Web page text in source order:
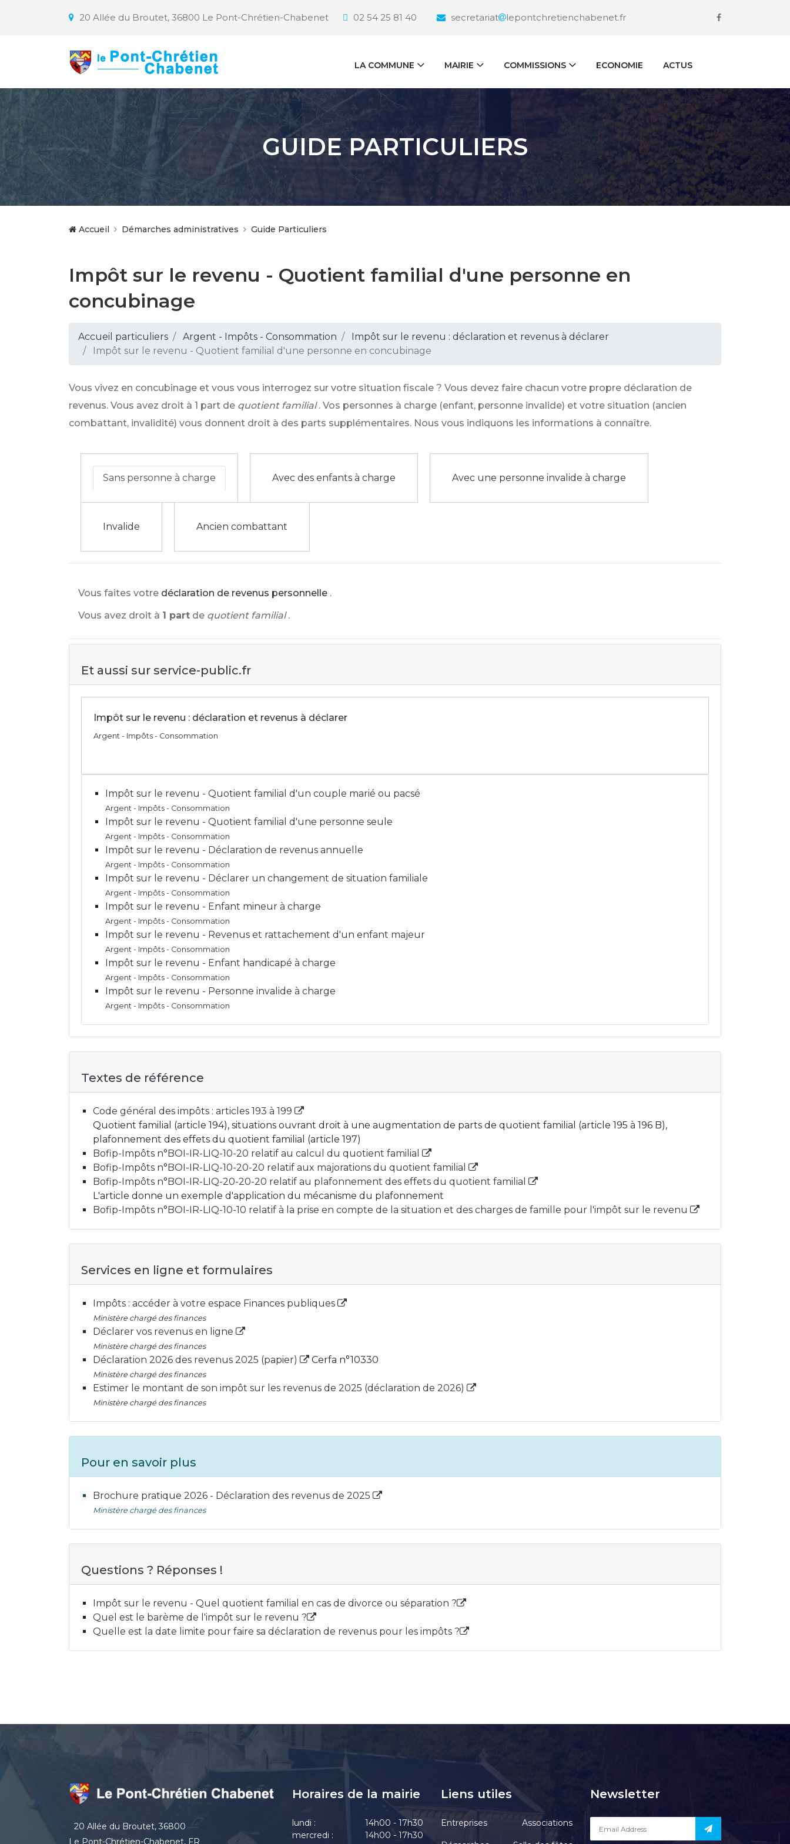
20 Allée du Broutet, 36800 Le Pont-Chrétien-Chabenet 02 54 25 81 40 secretariat lepontchretienchabenet.fr
LA COMMUNE MAIRIE COMMISSIONS ECONOMIE ACTUS
GUIDE PARTICULIERS
Accueil Démarches administratives Guide Particuliers
Impôt sur le revenu - Quotient familial d'une personne en
concubinage
Accueil particuliers Argent - Impôts - Consommation
Impôt sur le revenu : déclaration et revenus à déclarer
Impôt sur le revenu - Quotient familial d'une personne en concubinage
Vous vivez en concubinage et vous vous interrogez sur votre situation fiscale ? Vous devez faire chacun votre propre déclaration de
revenus. Vous avez droit à 1 part de quotient familial . Vos personnes à charge (enfant, personne invalide) et votre situation (ancien
combattant, invalidité) vous donnent droit à des parts supplémentaires. Nous vous indiquons les informations à connaître.
Sans personne à charge Avec des enfants à charge Avec une personne invalide à charge
Invalide Ancien combattant
Vous faites votre déclaration de revenus personnelle .
Vous avez droit à 1 part de quotient familial .
Et aussi sur service-public.fr
Impôt sur le revenu : déclaration et revenus à déclarer
Argent - Impôts - Consommation
Impôt sur le revenu - Quotient familial d'un couple marié ou pacsé
Argent - Impôts - Consommation
Impôt sur le revenu - Quotient familial d'une personne seule
Argent - Impôts - Consommation
Impôt sur le revenu - Déclaration de revenus annuelle
Argent - Impôts - Consommation
Impôt sur le revenu - Déclarer un changement de situation familiale
Argent - Impôts - Consommation
Impôt sur le revenu - Enfant mineur à charge
Argent - Impôts - Consommation
Impôt sur le revenu - Revenus et rattachement d'un enfant majeur
Argent - Impôts - Consommation
Impôt sur le revenu - Enfant handicapé à charge
Argent - Impôts - Consommation
Impôt sur le revenu - Personne invalide à charge
Argent - Impôts - Consommation
Textes de référence
Code général des impôts : articles 193 à 199
Quotient familial (article 194), situations ouvrant droit à une augmentation de parts de quotient familial (article 195 à 196 B),
plafonnement des effets du quotient familial (article 197)
Bofip-Impôts n°BOI-IR-LIQ-10-20 relatif au calcul du quotient familial
Bofip-Impôts n°BOI-IR-LIQ-10-20-20 relatif aux majorations du quotient familial
Bofip-Impôts n°BOI-IR-LIQ-20-20-20 relatif au plafonnement des effets du quotient familial
L'article donne un exemple d'application du mécanisme du plafonnement
Bofip-Impôts n°BOI-IR-LIQ-10-10 relatif à la prise en compte de la situation et des charges de famille pour l'impôt sur le revenu
Services en ligne et formulaires
Impôts : accéder à votre espace Finances publiques
Ministère chargé des finances
Déclarer vos revenus en ligne
Ministère chargé des finances
Déclaration 2026 des revenus 2025 (papier) Cerfa n°10330
Ministère chargé des finances
Estimer le montant de son impôt sur les revenus de 2025 (déclaration de 2026)
Ministère chargé des finances
Pour en savoir plus
Brochure pratique 2026 - Déclaration des revenus de 2025
Ministère chargé des finances
Questions ? Réponses !
Impôt sur le revenu - Quel quotient familial en cas de divorce ou séparation ?
Quel est le barème de l'impôt sur le revenu ?
Quelle est la date limite pour faire sa déclaration de revenus pour les impôts ?
20 Allée du Broutet, 36800
Le Pont-Chrétien-Chabenet, FR
Horaires de la mairie
lundi :
14h00 - 17h30
mercredi :
14h00 - 17h30
Liens utiles
Entreprises Associations
Newsletter